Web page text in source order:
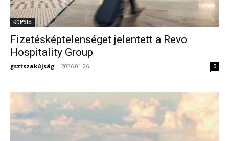
Külföld
Fizetésképtelenséget jelentett a Revo
Hospitality Group
gsztszakújság - 2026.01.26. 0